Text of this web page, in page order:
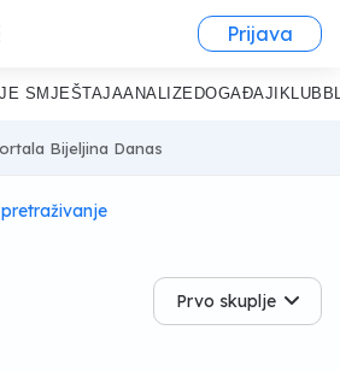
Prijava
SMJEŠTAJAANALIZE DOGAĐAJI KLUB
Bijeljina Danas
Prvo skuplje